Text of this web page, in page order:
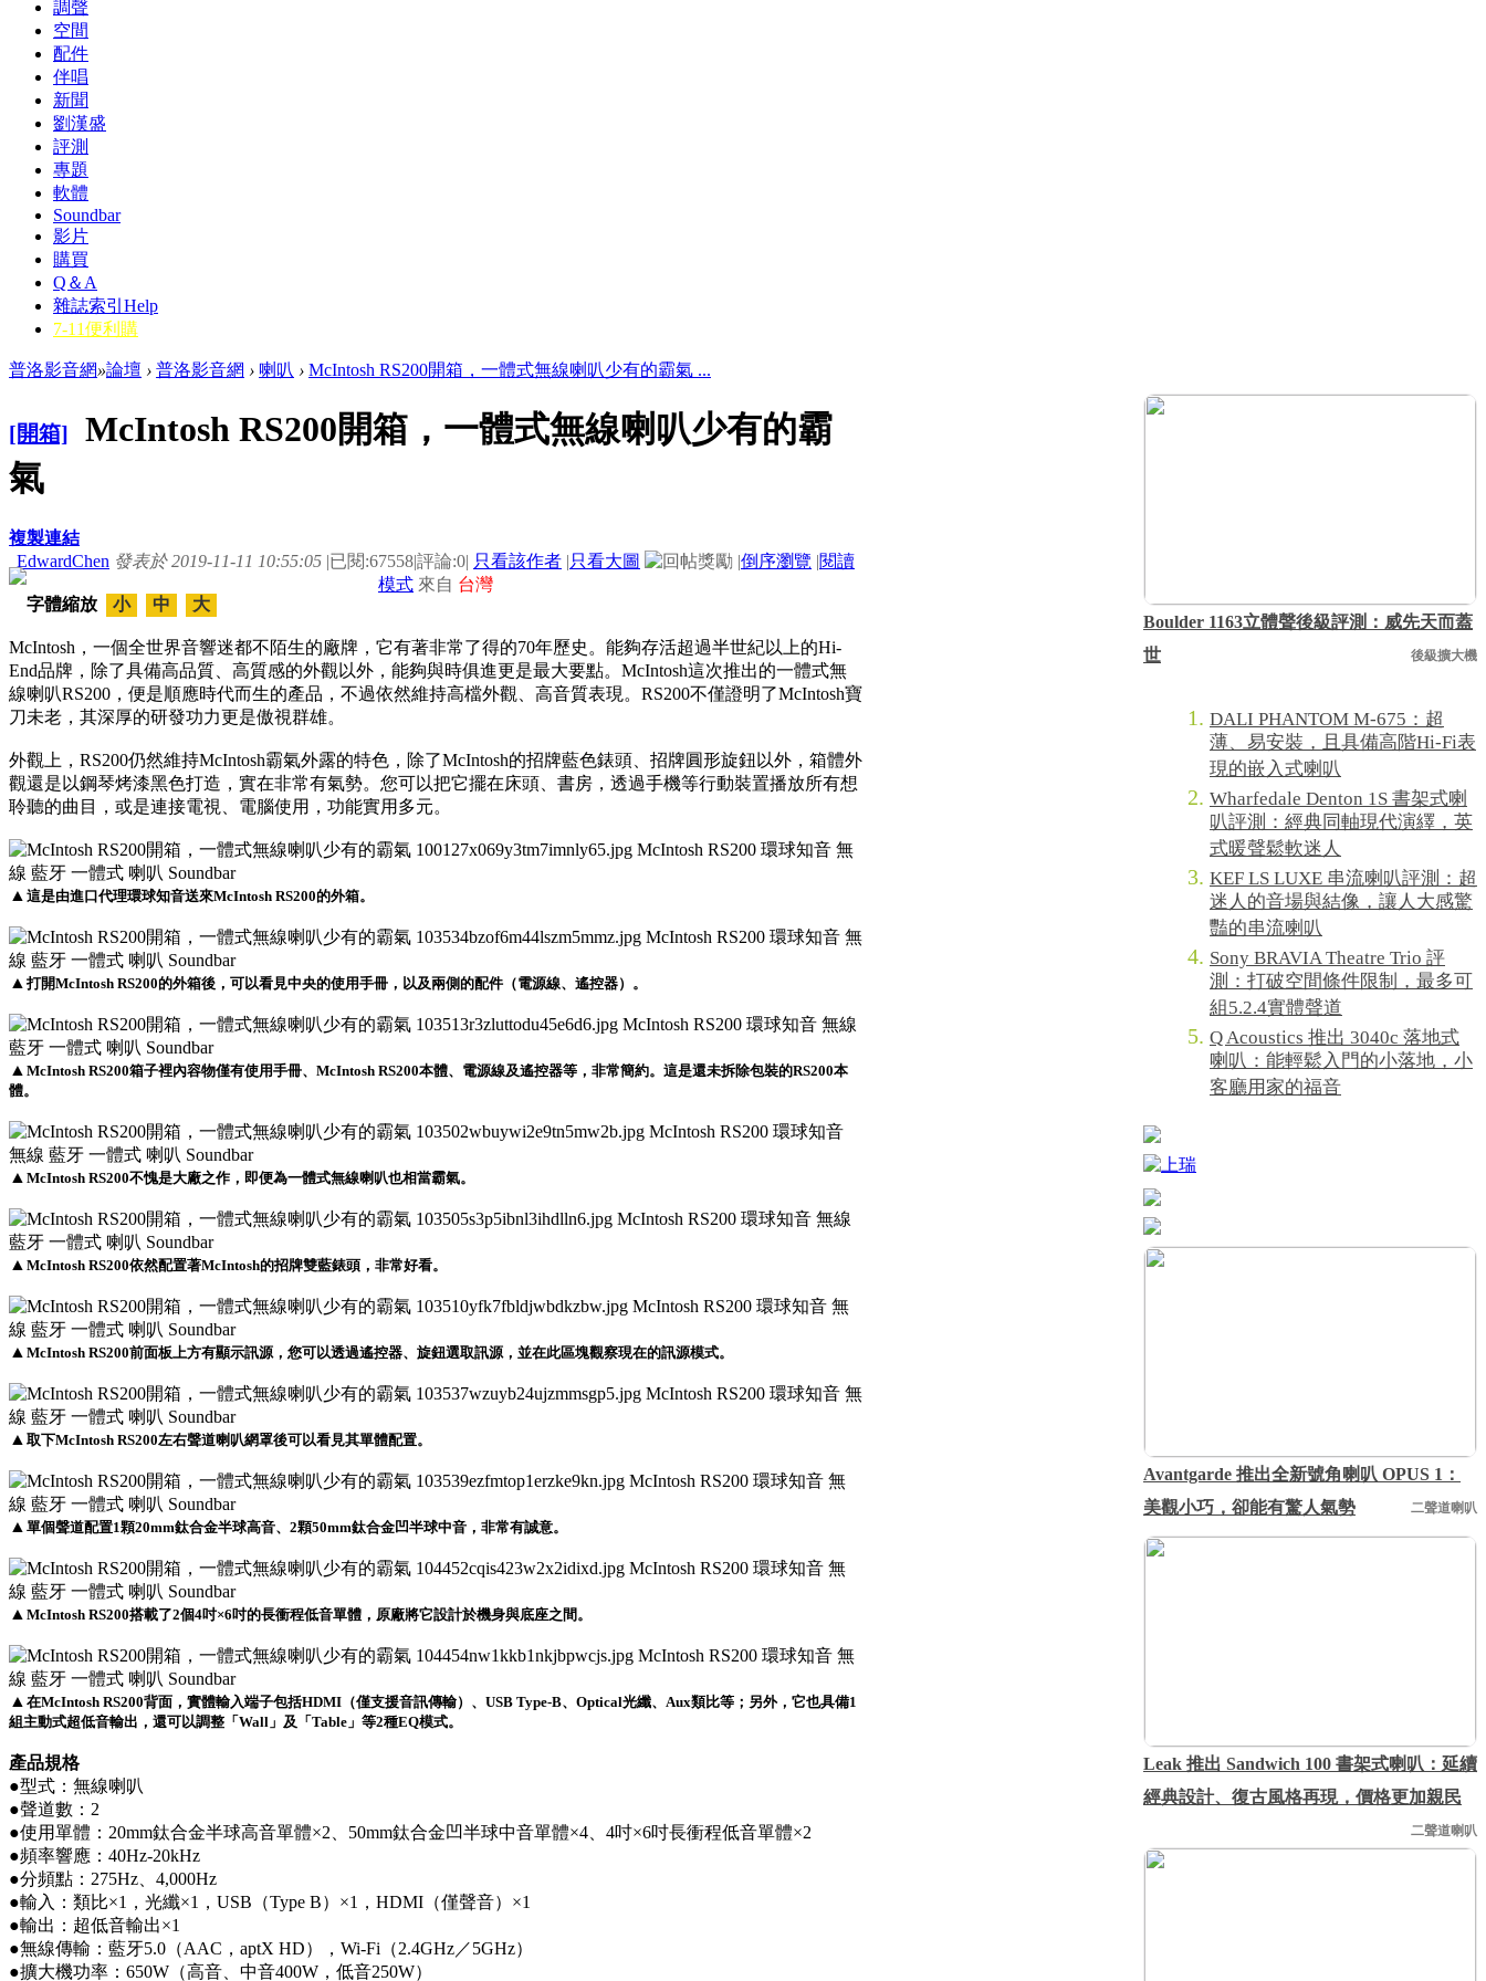
調聲
空間
配件
伴唱
新聞
劉漢盛
評測
專題
軟體
Soundbar
影片
購買
Q＆A
雜誌索引 Help
7-11便利購
普洛影音網»論壇 › 普洛影音網 › 喇叭 › McIntosh RS200開箱，一體式無線喇叭少有的霸氣 ...
[開箱]
McIntosh RS200開箱，一體式無線喇叭少有的霸
氣
複製連結
EdwardChen 發表於 2019-11-11 10:55:05 |已閱:67558|評論:0| 只看該作者 |只看大圖 |倒序瀏覽 |閱讀
模式 來自 台灣
字體縮放
小 中 大
McIntosh，一個全世界音響迷都不陌生的廠牌，它有著非常了得的70年歷史。能夠存活超過半世紀以上的Hi-
End品牌，除了具備高品質、高質感的外觀以外，能夠與時俱進更是最大要點。McIntosh這次推出的一體式無
線喇叭RS200，便是順應時代而生的產品，不過依然維持高檔外觀、高音質表現。RS200不僅證明了McIntosh寶
刀未老，其深厚的研發功力更是傲視群雄。
外觀上，RS200仍然維持McIntosh霸氣外露的特色，除了McIntosh的招牌藍色錶頭、招牌圓形旋鈕以外，箱體外
觀還是以鋼琴烤漆黑色打造，實在非常有氣勢。您可以把它擺在床頭、書房，透過手機等行動裝置播放所有想
聆聽的曲目，或是連接電視、電腦使用，功能實用多元。
▲ 這是由進口代理環球知音送來McIntosh RS200的外箱。
▲ 打開McIntosh RS200的外箱後，可以看見中央的使用手冊，以及兩側的配件（電源線、遙控器）。
▲ McIntosh RS200箱子裡內容物僅有使用手冊、McIntosh RS200本體、電源線及遙控器等，非常簡約。這是還未拆除包裝的RS200本
體。
▲ McIntosh RS200不愧是大廠之作，即便為一體式無線喇叭也相當霸氣。
▲ McIntosh RS200依然配置著McIntosh的招牌雙藍錶頭，非常好看。
▲ McIntosh RS200前面板上方有顯示訊源，您可以透過遙控器、旋鈕選取訊源，並在此區塊觀察現在的訊源模式。
▲ 取下McIntosh RS200左右聲道喇叭網罩後可以看見其單體配置。
▲ 單個聲道配置1顆20mm鈦合金半球高音、2顆50mm鈦合金凹半球中音，非常有誠意。
▲ McIntosh RS200搭載了2個4吋×6吋的長衝程低音單體，原廠將它設計於機身與底座之間。
▲ 在McIntosh RS200背面，實體輸入端子包括HDMI（僅支援音訊傳輸）、USB Type-B、Optical光纖、Aux類比等；另外，它也具備1
組主動式超低音輸出，還可以調整「Wall」及「Table」等2種EQ模式。
產品規格
●型式：無線喇叭
●聲道數：2
●使用單體：20mm鈦合金半球高音單體×2、50mm鈦合金凹半球中音單體×4、4吋×6吋長衝程低音單體×2
●頻率響應：40Hz-20kHz
●分頻點：275Hz、4,000Hz
●輸入：類比×1，光纖×1，USB（Type B）×1，HDMI（僅聲音）×1
●輸出：超低音輸出×1
●無線傳輸：藍牙5.0（AAC，aptX HD），Wi-Fi（2.4GHz／5GHz）
●擴大機功率：650W（高音、中音400W，低音250W）
Boulder 1163立體聲後級評測：威先天而蓋
世
後級擴大機
DALI PHANTOM M-675：超
薄、易安裝，且具備高階Hi-Fi表
現的嵌入式喇叭
Wharfedale Denton 1S 書架式喇
叭評測：經典同軸現代演繹，英
式暖聲鬆軟迷人
KEF LS LUXE 串流喇叭評測：超
迷人的音場與結像，讓人大感驚
豔的串流喇叭
Sony BRAVIA Theatre Trio 評
測：打破空間條件限制，最多可
組5.2.4實體聲道
Q Acoustics 推出 3040c 落地式
喇叭：能輕鬆入門的小落地，小
客廳用家的福音
Avantgarde 推出全新號角喇叭 OPUS 1：
美觀小巧，卻能有驚人氣勢
二聲道喇叭
Leak 推出 Sandwich 100 書架式喇叭：延續
經典設計、復古風格再現，價格更加親民
二聲道喇叭